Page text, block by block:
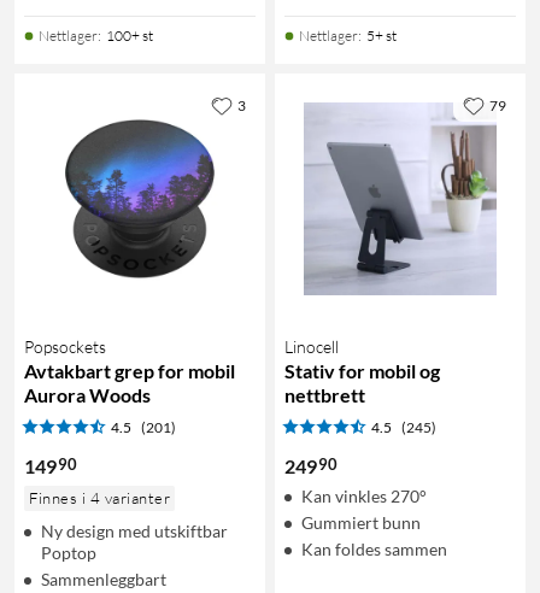
Nettlager: 100+ st Nettlager: 5+ st
Popsockets
Avtakbart grep for mobil
Aurora Woods
4.5 (201)
14990
Finnes i 4 varianter
Ny design med utskiftbar
Poptop
Sammenleggbart
3
Linocell
Stativ for mobil og
nettbrett
4.5 (245)
24990
Kan vinkles 270°
Gummiert bunn
Kan foldes sammen
79